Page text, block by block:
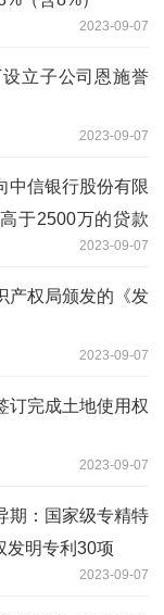
2023-09-07
立子公司恩施誉
2023-09-07
中信银行股份有限
于2500万的贷款
2023-09-07
产权局颁发的《发
2023-09-07
订完成土地使用权
2023-09-07
期：国家级专精特
发明专利30项
2023-09-07